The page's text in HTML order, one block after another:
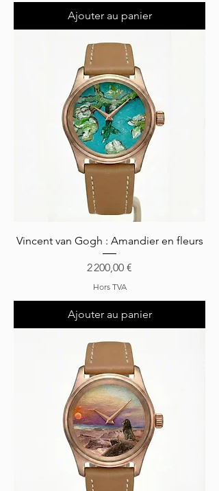
Ajouter au panier
Vincent van Gogh : Amandier en fleurs
Prix
2 200,00 €
Hors TVA
Ajouter au panier